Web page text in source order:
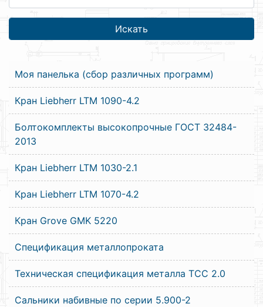
Моя панелька (сбор различных программ)
Кран Liebherr LTM 1090-4.2
Болтокомплекты высокопрочные ГОСТ 32484-
2013
Кран Liebherr LTM 1030-2.1
Кран Liebherr LTM 1070-4.2
Кран Grove GMK 5220
Спецификация металлопроката
Техническая спецификация металла ТСС 2.0
Сальники набивные по серии 5.900-2